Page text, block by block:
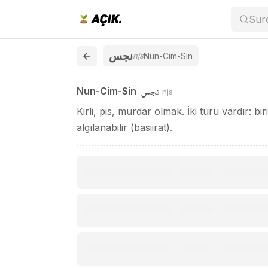
نجسnjsNun-Cim-Sin
Nun-Cim-Sin نجس njs
Kirli, pis, murdar olmak. İki türü vardır:
algılanabilir (basiirat).